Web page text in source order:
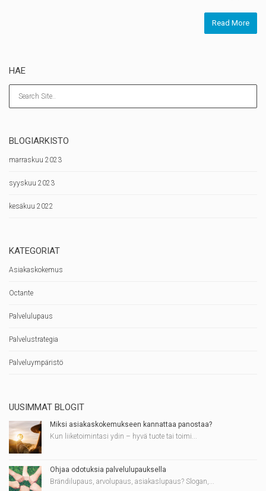
Read More
HAE
BLOGIARKISTO
marraskuu 2023
syyskuu 2023
kesäkuu 2022
KATEGORIAT
Asiakaskokemus
Octante
Palvelulupaus
Palvelustrategia
Palveluympäristö
UUSIMMAT BLOGIT
Miksi asiakaskokemukseen kannattaa panostaa?
Kun liiketoimintasi ydin – hyvä tuote tai toimi...
Ohjaa odotuksia palvelulupauksella
Brändilupaus, arvolupaus, asiakaslupaus? Slogan,...